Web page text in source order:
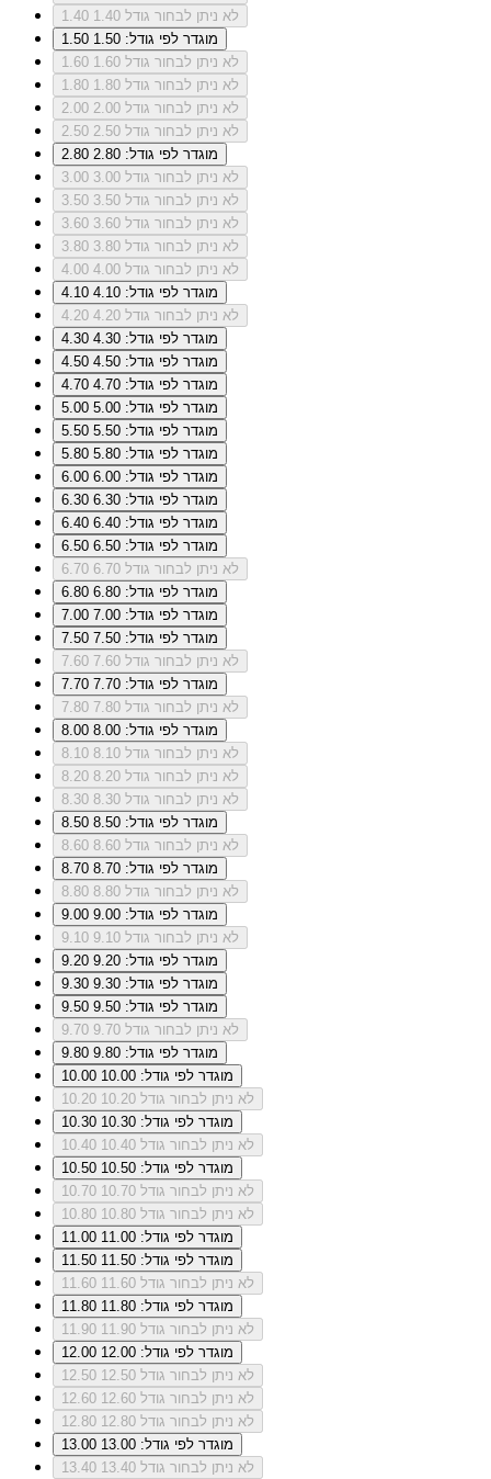
1.40
לא ניתן לבחור גודל 1.40
1.50
מוגדר לפי גודל: 1.50
1.60
לא ניתן לבחור גודל 1.60
1.80
לא ניתן לבחור גודל 1.80
2.00
לא ניתן לבחור גודל 2.00
2.50
לא ניתן לבחור גודל 2.50
2.80
מוגדר לפי גודל: 2.80
3.00
לא ניתן לבחור גודל 3.00
3.50
לא ניתן לבחור גודל 3.50
3.60
לא ניתן לבחור גודל 3.60
3.80
לא ניתן לבחור גודל 3.80
4.00
לא ניתן לבחור גודל 4.00
4.10
מוגדר לפי גודל: 4.10
4.20
לא ניתן לבחור גודל 4.20
4.30
מוגדר לפי גודל: 4.30
4.50
מוגדר לפי גודל: 4.50
4.70
מוגדר לפי גודל: 4.70
5.00
מוגדר לפי גודל: 5.00
5.50
מוגדר לפי גודל: 5.50
5.80
מוגדר לפי גודל: 5.80
6.00
מוגדר לפי גודל: 6.00
6.30
מוגדר לפי גודל: 6.30
6.40
מוגדר לפי גודל: 6.40
6.50
מוגדר לפי גודל: 6.50
6.70
לא ניתן לבחור גודל 6.70
6.80
מוגדר לפי גודל: 6.80
7.00
מוגדר לפי גודל: 7.00
7.50
מוגדר לפי גודל: 7.50
7.60
לא ניתן לבחור גודל 7.60
7.70
מוגדר לפי גודל: 7.70
7.80
לא ניתן לבחור גודל 7.80
8.00
מוגדר לפי גודל: 8.00
8.10
לא ניתן לבחור גודל 8.10
8.20
לא ניתן לבחור גודל 8.20
8.30
לא ניתן לבחור גודל 8.30
8.50
מוגדר לפי גודל: 8.50
8.60
לא ניתן לבחור גודל 8.60
8.70
מוגדר לפי גודל: 8.70
8.80
לא ניתן לבחור גודל 8.80
9.00
מוגדר לפי גודל: 9.00
9.10
לא ניתן לבחור גודל 9.10
9.20
מוגדר לפי גודל: 9.20
9.30
מוגדר לפי גודל: 9.30
9.50
מוגדר לפי גודל: 9.50
9.70
לא ניתן לבחור גודל 9.70
9.80
מוגדר לפי גודל: 9.80
10.00
מוגדר לפי גודל: 10.00
10.20
לא ניתן לבחור גודל 10.20
10.30
מוגדר לפי גודל: 10.30
10.40
לא ניתן לבחור גודל 10.40
10.50
מוגדר לפי גודל: 10.50
10.70
לא ניתן לבחור גודל 10.70
10.80
לא ניתן לבחור גודל 10.80
11.00
מוגדר לפי גודל: 11.00
11.50
מוגדר לפי גודל: 11.50
11.60
לא ניתן לבחור גודל 11.60
11.80
מוגדר לפי גודל: 11.80
11.90
לא ניתן לבחור גודל 11.90
12.00
מוגדר לפי גודל: 12.00
12.50
לא ניתן לבחור גודל 12.50
12.60
לא ניתן לבחור גודל 12.60
12.80
לא ניתן לבחור גודל 12.80
13.00
מוגדר לפי גודל: 13.00
13.40
לא ניתן לבחור גודל 13.40